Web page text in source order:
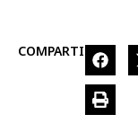
COMPARTIR